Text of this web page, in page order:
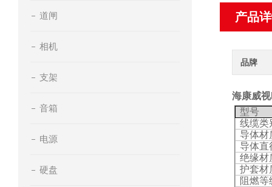
道闸
相机
支架
音箱
电源
硬盘
产品
品牌
海康威
型号
线缆类
导体材
导体直
绝缘材
护套材
阻燃等